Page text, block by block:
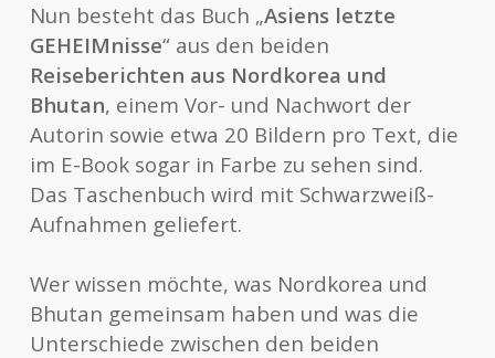
Nun besteht das Buch „Asiens letzte
GEHEIMnisse“ aus den beiden
Reiseberichten aus Nordkorea und
Bhutan, einem Vor- und Nachwort der
Autorin sowie etwa 20 Bildern pro Text, die
im E-Book sogar in Farbe zu sehen sind.
Das Taschenbuch wird mit Schwarzweiß-
Aufnahmen geliefert.
Wer wissen möchte, was Nordkorea und
Bhutan gemeinsam haben und was die
Unterschiede zwischen den beiden